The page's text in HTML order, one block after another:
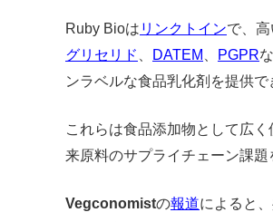
Ruby Bioは リンクトインで、
グリセリド
DATEM PGPR
ンラベルな食品乳化剤を提供で
これらは食品添加物として広
来原料のサプライチェーン課題
Vegconomistの報道によると